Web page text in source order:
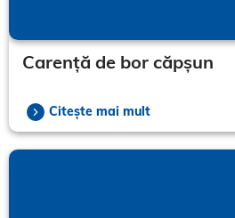
Carență de bor căpșun
Citește mai mult